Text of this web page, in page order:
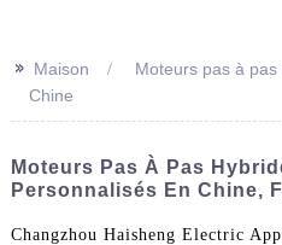
>> Maison
Moteurs pas à
Chine
Moteurs Pas À Pas
Personnalisés En Chine,
Changzhou Haisheng Electric